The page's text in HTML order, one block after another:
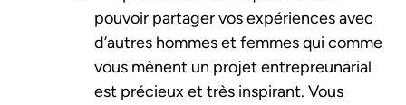
pouvoir partager vos expériences avec
d’autres hommes et femmes qui comme
vous mènent un projet entrepreunarial
est précieux et très inspirant. Vous